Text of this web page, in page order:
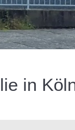
in